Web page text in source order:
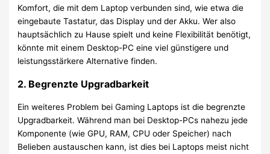
Komfort, die mit dem Laptop verbunden sind, wie etwa die
eingebaute Tastatur, das Display und der Akku. Wer also
hauptsächlich zu Hause spielt und keine Flexibilität benötigt,
könnte mit einem Desktop-PC eine viel günstigere und
leistungsstärkere Alternative finden.
2. Begrenzte Upgradbarkeit
Ein weiteres Problem bei Gaming Laptops ist die begrenzte
Upgradbarkeit. Während man bei Desktop-PCs nahezu jede
Komponente (wie GPU, RAM, CPU oder Speicher) nach
Belieben austauschen kann, ist dies bei Laptops meist nicht